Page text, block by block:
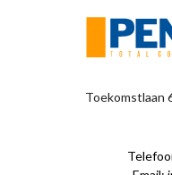
Toekomstlaan